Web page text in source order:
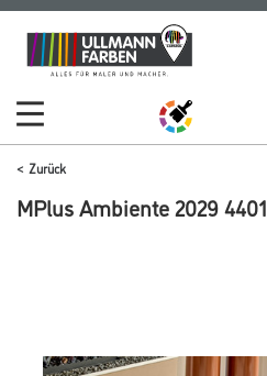
Zum
Inhalt
Zum
Navigationsmenü
Zurück
MPlus Ambiente 2029 4401